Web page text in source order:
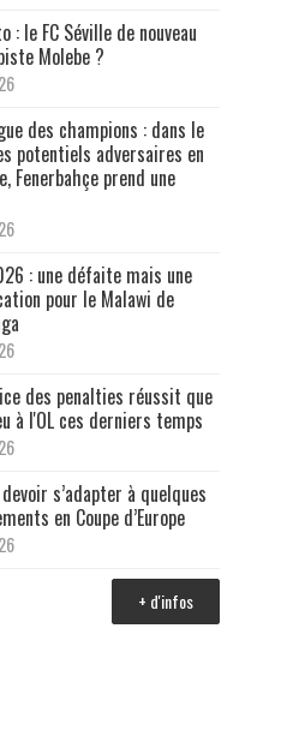
: le FC Séville de nouveau
Molebe ?
des champions : dans le
potentiels adversaires en
Fenerbahçe prend une
: une défaite mais une
pour le Malawi de
des penalties réussit que
à l'OL ces derniers temps
devoir s’adapter à quelques
en Coupe d’Europe
+ d'infos